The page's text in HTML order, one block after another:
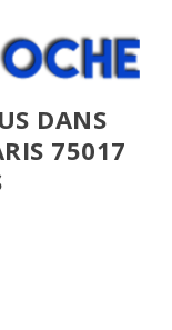
DANS
75017